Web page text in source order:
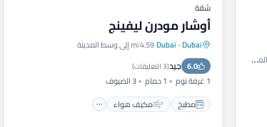
شقة
أوشار مودرن ليفينج
Dubai
·
Dubai4.59 mi إلى وسط المدينة
6.0 جيد(3 التعليقات )
1 غرفة نوم 1 حمام
3 الضيوف
مطبخ
مكيف هواء
مطبخ مكيف هواء
إنترنت
مناسب للأطفال